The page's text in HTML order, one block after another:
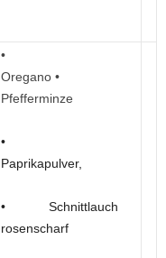
•
Oregano •
Pfefferminze
•
Paprikapulver,
• Schnittlauch
rosenscharf